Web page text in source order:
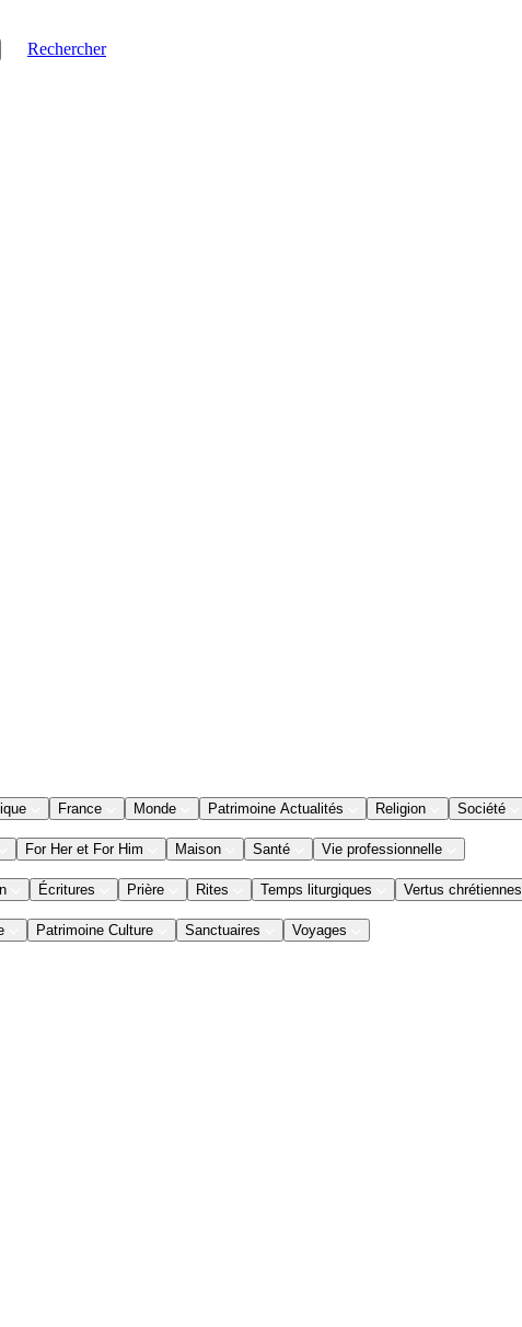
Rechercher
France Monde Patrimoine Actualités Religion Société
For Her et For Him Maison Santé Vie professionnelle
Écritures Prière Rites Temps liturgiques Vertus chrétiennes
Patrimoine Culture Sanctuaires Voyages